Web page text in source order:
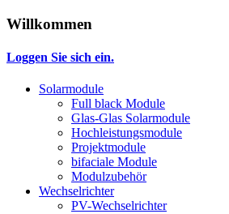
Willkommen
Loggen Sie sich ein.
Solarmodule
Full black Module
Glas-Glas Solarmodule
Hochleistungsmodule
Projektmodule
bifaciale Module
Modulzubehör
Wechselrichter
PV-Wechselrichter